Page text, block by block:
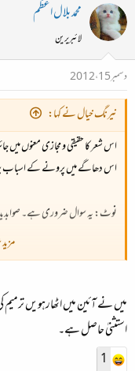
محمد بلال اعظم
لائبریرین
دسمبر 15، 2012
نیرنگ خیال نے کہا:
اس شعر کا حقیقی و مجازی معنوں میں
اس دھاگے میں پرونے کے اسباب
نوٹ: یہ سوال ضروری ہے۔
پس تحریر: اگر اس کا جواب نہیں
میں نے آئین میں اٹھارہویں
استثنیٰ حاصل ہے۔
1